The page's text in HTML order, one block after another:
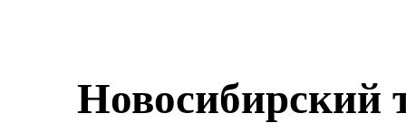
Новосибирский